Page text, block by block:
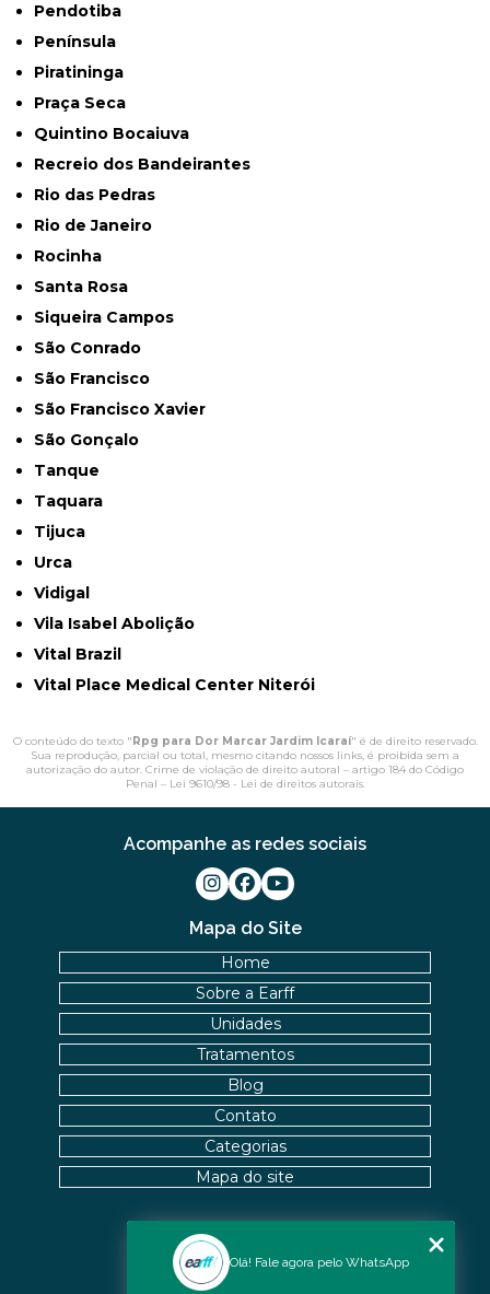
Pendotiba
Península
Piratininga
Praça Seca
Quintino Bocaiuva
Recreio dos Bandeirantes
Rio das Pedras
Rio de Janeiro
Rocinha
Santa Rosa
Siqueira Campos
São Conrado
São Francisco
São Francisco Xavier
São Gonçalo
Tanque
Taquara
Tijuca
Urca
Vidigal
Vila Isabel Abolição
Vital Brazil
Vital Place Medical Center Niterói
O conteúdo do texto " Rpg para Dor Marcar Jardim Icaraí" é de direito reservado.
Sua reprodução, parcial ou total, mesmo citando nossos links, é proibida sem a
autorização do autor. Crime de violação de direito autoral – artigo 184 do Código
Penal – Lei 9610/98 - Lei de direitos autorais.
Nossas Unidades
Mapa do Site
Home
Sobre a Earff
Unidades
Tratamentos
Blog
Contato
Categorias
Mapa do site
Acompanhe as redes sociais
Olá! Fale agora pelo WhatsApp